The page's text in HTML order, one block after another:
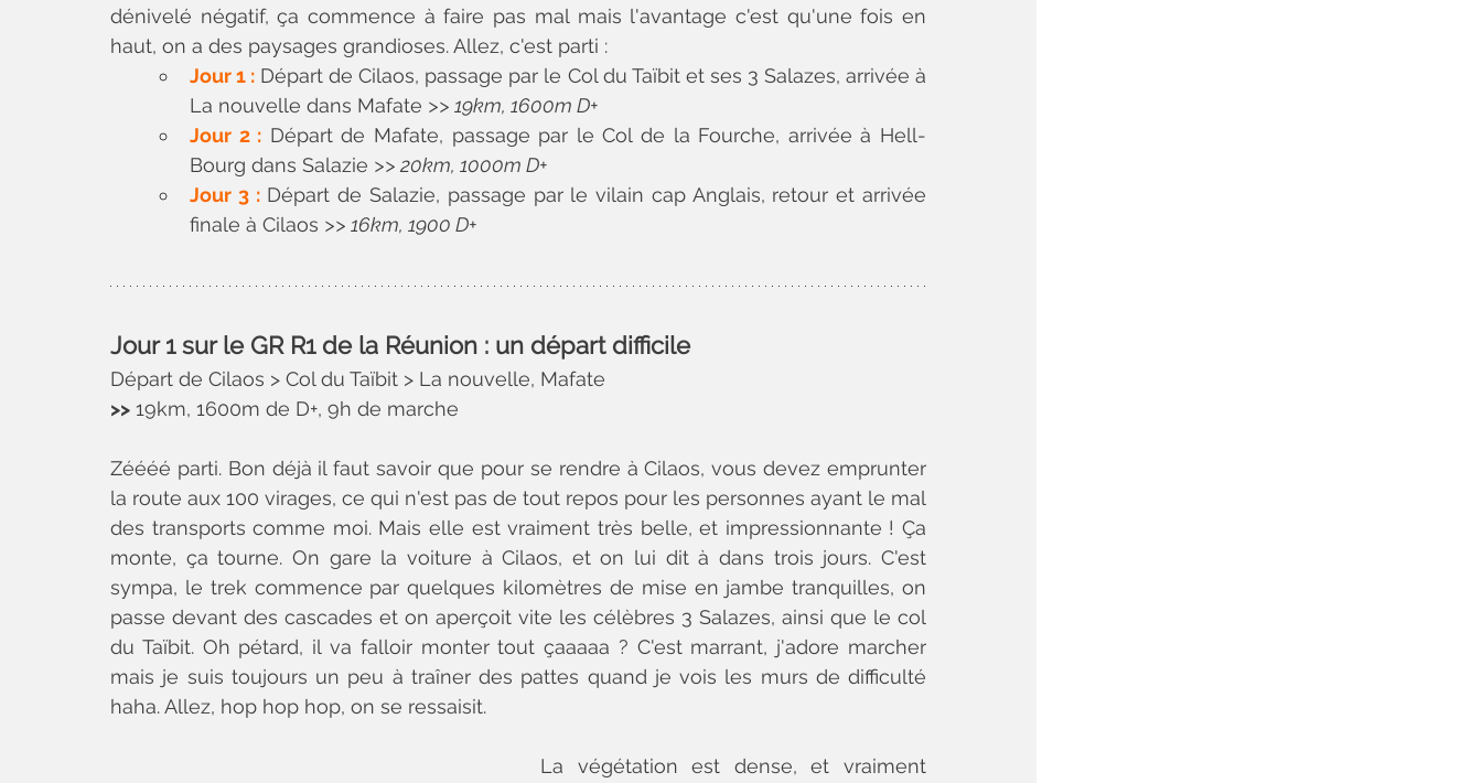
dénivelé négatif, ça commence à faire pas mal mais l'avantage c'est qu'une fois en
haut, on a des paysages grandioses. Allez, c'est parti :
Jour 1 : Départ de Cilaos, passage par le Col du Taïbit et ses 3 Salazes, arrivée à
La nouvelle dans Mafate >> 19km, 1600m D+
Jour 2 : Départ de Mafate, passage par le Col de la Fourche, arrivée à Hell-
Bourg dans Salazie >> 20km, 1000m D+
Jour 3 : Départ de Salazie, passage par le vilain cap Anglais, retour et arrivée
finale à Cilaos >> 16km, 1900 D+
Jour 1 sur le GR R1 de la Réunion : un départ difficile
Départ de Cilaos > Col du Taïbit > La nouvelle, Mafate
>> 19km, 1600m de D+, 9h de marche
Zéééé parti. Bon déjà il faut savoir que pour se rendre à Cilaos, vous devez emprunter
la route aux 100 virages, ce qui n'est pas de tout repos pour les personnes ayant le mal
des transports comme moi. Mais elle est vraiment très belle, et impressionnante ! Ça
monte, ça tourne. On gare la voiture à Cilaos, et on lui dit à dans trois jours. C'est
sympa, le trek commence par quelques kilomètres de mise en jambe tranquilles, on
passe devant des cascades et on aperçoit vite les célèbres 3 Salazes, ainsi que le col
du Taïbit. Oh pétard, il va falloir monter tout çaaaaa ? C'est marrant, j'adore marcher
mais je suis toujours un peu à traîner des pattes quand je vois les murs de difficulté
haha. Allez, hop hop hop, on se ressaisit.
La végétation est dense, et vraiment